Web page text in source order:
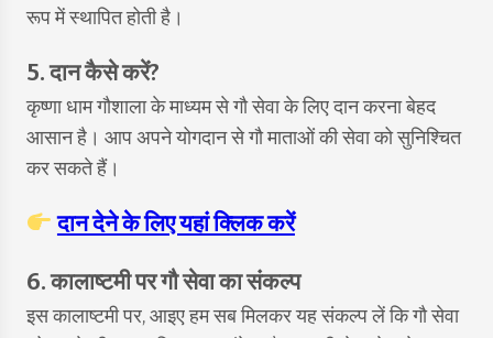
रूप में स्थापित होती है।
5. दान कैसे करें?
कृष्णा धाम गौशाला के माध्यम से गौ सेवा के लिए दान करना बेहद
आसान है। आप अपने योगदान से गौ माताओं की सेवा को सुनिश्चित
कर सकते हैं।
दान देने के लिए यहां क्लिक करें
6. कालाष्टमी पर गौ सेवा का संकल्प
इस कालाष्टमी पर, आइए हम सब मिलकर यह संकल्प लें कि गौ सेवा